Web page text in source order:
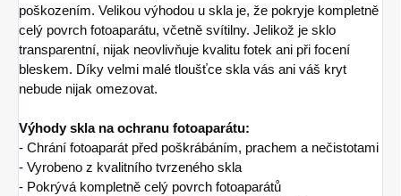
poškozením. Velikou výhodou u skla je, že pokryje kompletně
celý povrch fotoaparátu, včetně svítilny. Jelikož je sklo
transparentní, nijak neovlivňuje kvalitu fotek ani při focení
bleskem. Díky velmi malé tloušťce skla vás ani váš kryt
nebude nijak omezovat.
Výhody skla na ochranu fotoaparátu:
- Chrání fotoaparát před poškrábáním, prachem a nečistotami
- Vyrobeno z kvalitního tvrzeného skla
- Pokrývá kompletně celý povrch fotoaparátů